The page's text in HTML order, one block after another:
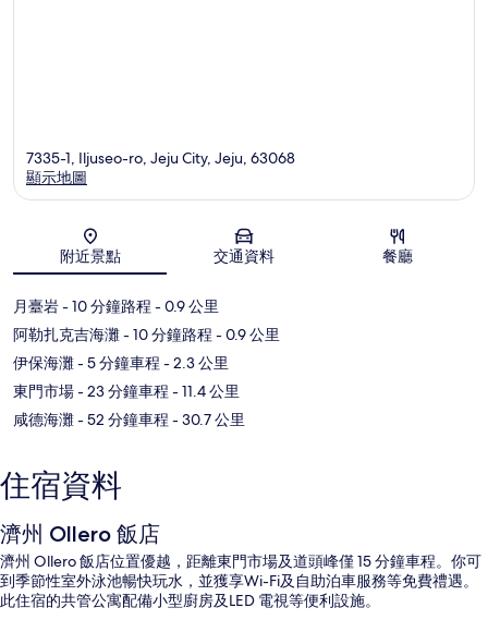
地圖
7335-1, Iljuseo-ro, Jeju City, Jeju, 63068
顯示地圖
附近景點 交通資料 餐廳
月臺岩- 10 分鐘路程 - 0.9 公里
阿勒扎克吉海灘- 10 分鐘路程 - 0.9 公里
伊保海灘- 5 分鐘車程 - 2.3 公里
東門市場- 23 分鐘車程 - 11.4 公里
咸德海灘- 52 分鐘車程 - 30.7 公里
住宿資料
濟州 Ollero 飯店
濟州 Ollero 飯店位置優越，距離東門市場及道頭峰僅 15 分鐘車程。你可
到季節性室外泳池暢快玩水，並獲享Wi-Fi及自助泊車服務等免費禮遇。
此住宿的共管公寓配備小型廚房及LED 電視等便利設施。